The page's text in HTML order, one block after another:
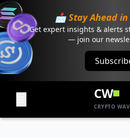
📩 Stay Ahead
Get expert insights & alerts
— join our
CW
CRYPTO